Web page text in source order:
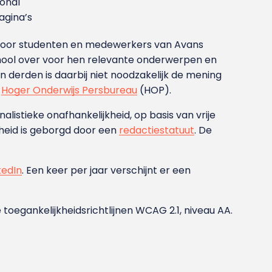
studenten en medewerkers van Avans
over voor hen relevante onderwerpen en
is daarbij niet noodzakelijk de mening
Hoger Onderwijs Persbureau (HOP).
onafhankelijkheid, op basis van vrije
is geborgd door een redactiestatuut. De
. Een keer per jaar verschijnt er een
WCAG 2.1, niveau AA.